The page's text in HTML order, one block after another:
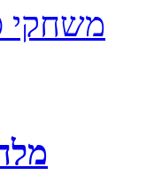
משחקי